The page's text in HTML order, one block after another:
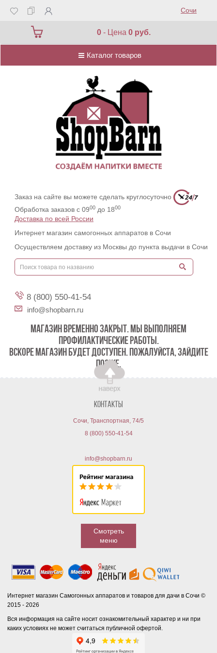
Сочи
0 - Цена0 руб.
Каталог товаров
Каталог товаров
Заказ на сайте вы можете сделать круглосуточно
Обработка заказов с 0900 до 1800
Доставка по всей России
Интернет магазин самогонных аппаратов в Сочи
Осуществляем доставку из Москвы до пункта выдачи в Сочи
8 (800) 550-41-54
info@shopbarn.ru
МАГАЗИН ВРЕМЕННО ЗАКРЫТ. МЫ ВЫПОЛНЯЕМ
ПРОФИЛАКТИЧЕСКИЕ РАБОТЫ.
ВСКОРЕ МАГАЗИН БУДЕТ ДОСТУПЕН. ПОЖАЛУЙСТА, ЗАЙДИТЕ
ПОЗЖЕ.
Контакты
Сочи, Транспортная, 74/5
8 (800) 550-41-54
info@shopbarn.ru
Смотреть
меню
Интернет магазин Самогонных аппаратов и товаров для дачи в Сочи ©
2015 - 2026
Вся информация на сайте носит ознакомительный характер и ни при
каких условиях не может считаться публичной офертой.